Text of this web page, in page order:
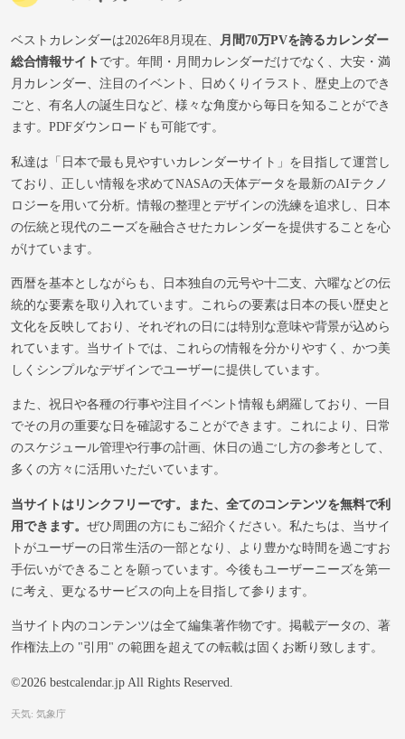
ベストカレンダーは2026年8月現在、
月間70万PVを誇るカレンダー
総合情報サイトです。年間・月間カレンダーだけでなく、大安・満
月カレンダー、注目のイベント、日めくりイラスト、歴史上のでき
ごと、有名人の誕生日など、様々な角度から毎日を知ることができ
ます。PDFダウンロードも可能です。
私達は「日本で最も見やすいカレンダーサイト」を目指して運営し
ており、正しい情報を求めてNASAの天体データを最新のAIテクノ
ロジーを用いて分析。情報の整理とデザインの洗練を追求し、日本
の伝統と現代のニーズを融合させたカレンダーを提供することを心
がけています。
西暦を基本としながらも、日本独自の元号や十二支、六曜などの伝
統的な要素を取り入れています。これらの要素は日本の長い歴史と
文化を反映しており、それぞれの日には特別な意味や背景が込めら
れています。当サイトでは、これらの情報を分かりやすく、かつ美
しくシンプルなデザインでユーザーに提供しています。
また、祝日や各種の行事や注目イベント情報も網羅しており、一目
でその月の重要な日を確認することができます。これにより、日常
のスケジュール管理や行事の計画、休日の過ごし方の参考として、
多くの方々に活用いただいています。
当サイトはリンクフリーです。また、全てのコンテンツを無料で利
用できます。 ぜひ周囲の方にもご紹介ください。私たちは、当サイ
トがユーザーの日常生活の一部となり、より豊かな時間を過ごすお
手伝いができることを願っています。今後もユーザーニーズを第一
に考え、更なるサービスの向上を目指して参ります。
当サイト内のコンテンツは全て編集著作物です。掲載データの、著
作権法上の "引用" の範囲を超えての転載は固くお断り致します。
©2026 bestcalendar.jp All Rights Reserved.
天気: 気象庁